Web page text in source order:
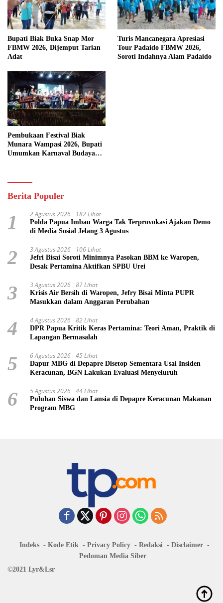
Bupati Biak Buka Snap Mor
FBMW 2026, Dijemput Tarian
Adat
Turis Mancanegara Apresiasi
Tour Padaido FBMW 2026,
Soroti Indahnya Alam Padaido
Pembukaan Festival Biak
Munara Wampasi 2026, Bupati
Umumkan Karnaval Budaya
Berita Populer
1 2 Agustus 2026 182 Lihat
Polda Papua Imbau Warga Tak Terprovokasi Ajakan Demo
di Media Sosial Jelang 3 Agustus
2 3 Agustus 2026 106 Lihat
Jefri Bisai Soroti Minimnya Pasokan BBM ke Waropen,
Desak Pertamina Aktifkan SPBU Urei
3 3 Agustus 2026 87 Lihat
Krisis Air Bersih di Waropen, Jefry Bisai Minta PUPR
Masukkan dalam Anggaran Perubahan
4 4 Agustus 2026 82 Lihat
DPR Papua Kritik Keras Pertamina: Teori Aman, Praktik di
Lapangan Bermasalah
5 6 Agustus 2026 45 Lihat
Dapur MBG di Depapre Disetop Sementara Usai Insiden
Keracunan, BGN Lakukan Evaluasi Menyeluruh
6 5 Agustus 2026 44 Lihat
Puluhan Siswa dan Lansia di Depapre Keracunan Makanan
Program MBG
Indeks Kode Etik Privacy Policy Redaksi
Disclaimer
Pedoman Media Siber
©2021 Lyr&Lsr